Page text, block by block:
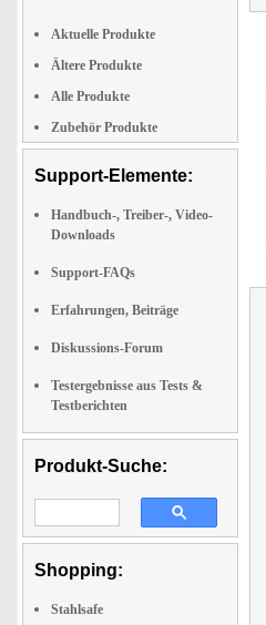
Aktuelle Produkte
Ältere Produkte
Alle Produkte
Zubehör Produkte
Support-Elemente:
Handbuch-, Treiber-, Video-
Downloads
Support-FAQs
Erfahrungen, Beiträge
Diskussions-Forum
Testergebnisse aus Tests &
Testberichten
Produkt-Suche:
Shopping:
Stahlsafe